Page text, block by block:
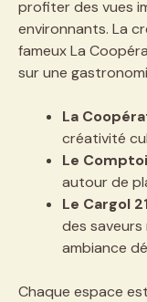
profiter des vues
environnants. La
fameux La
sur une
La
créativité
Le
autour de
Le Cargol
des
ambiance
Chaque espace